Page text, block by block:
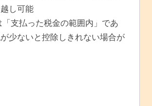
し可能
支払った税金の範囲内」であ
少ないと控除しきれない場合が